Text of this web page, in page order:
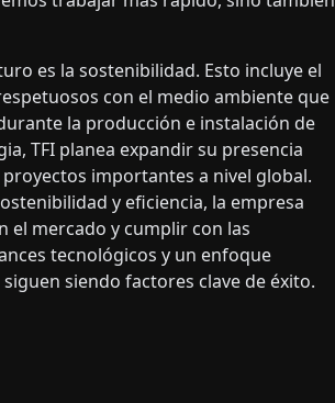
es la sostenibilidad. Esto incluye el
con el medio ambiente que
la producción e instalación de
TFI planea expandir su presencia
importantes a nivel global.
y eficiencia, la empresa
el mercado y cumplir con las
tecnológicos y un enfoque
siendo factores clave de éxito.